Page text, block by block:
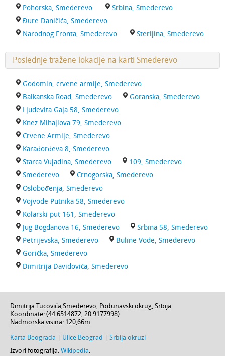
Pohorska, Smederevo
Srbina, Smederevo
Đure Daničića, Smederevo
Narodnog Fronta, Smederevo
Sterijina, Smederevo
Poslednje tražene lokacije na karti Smederevo
Godomin, crvene armije, Smederevo
Balkanska Road, Smederevo
Goranska, Smederevo
Ljudevita Gaja 58, Smederevo
Knez Mihajlova 79, Smederevo
Crvene Armije, Smederevo
Karađorđeva 8, Smederevo
Starca Vujadina, Smederevo
109, Smederevo
Smederevo
Crnogorska, Smederevo
Oslobođenja, Smederevo
Vojvode Putnika 58, Smederevo
Kolarski put 161, Smederevo
Jug Bogdanova 16, Smederevo
Srbina 58, Smederevo
Petrijevska, Smederevo
Buline Vode, Smederevo
Gorička, Smederevo
Dimitrija Davidovića, Smederevo
Dimitrija Tucovića,Smederevo, Podunavski okrug, Srbija
Koordinate: (44.6514872, 20.9177998)
Nadmorska visina: 120,66m
Karta Beograda Ulice Beograd
Srbija okruzi
Izvori fotografija: Wikipedia.